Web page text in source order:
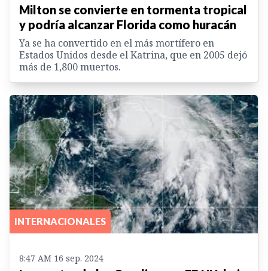
Milton se convierte en tormenta tropical
y podría alcanzar Florida como huracán
Ya se ha convertido en el más mortífero en
Estados Unidos desde el Katrina, que en 2005 dejó
más de 1,800 muertos.
INTERNACIONALES
8:47 AM 16 sep. 2024